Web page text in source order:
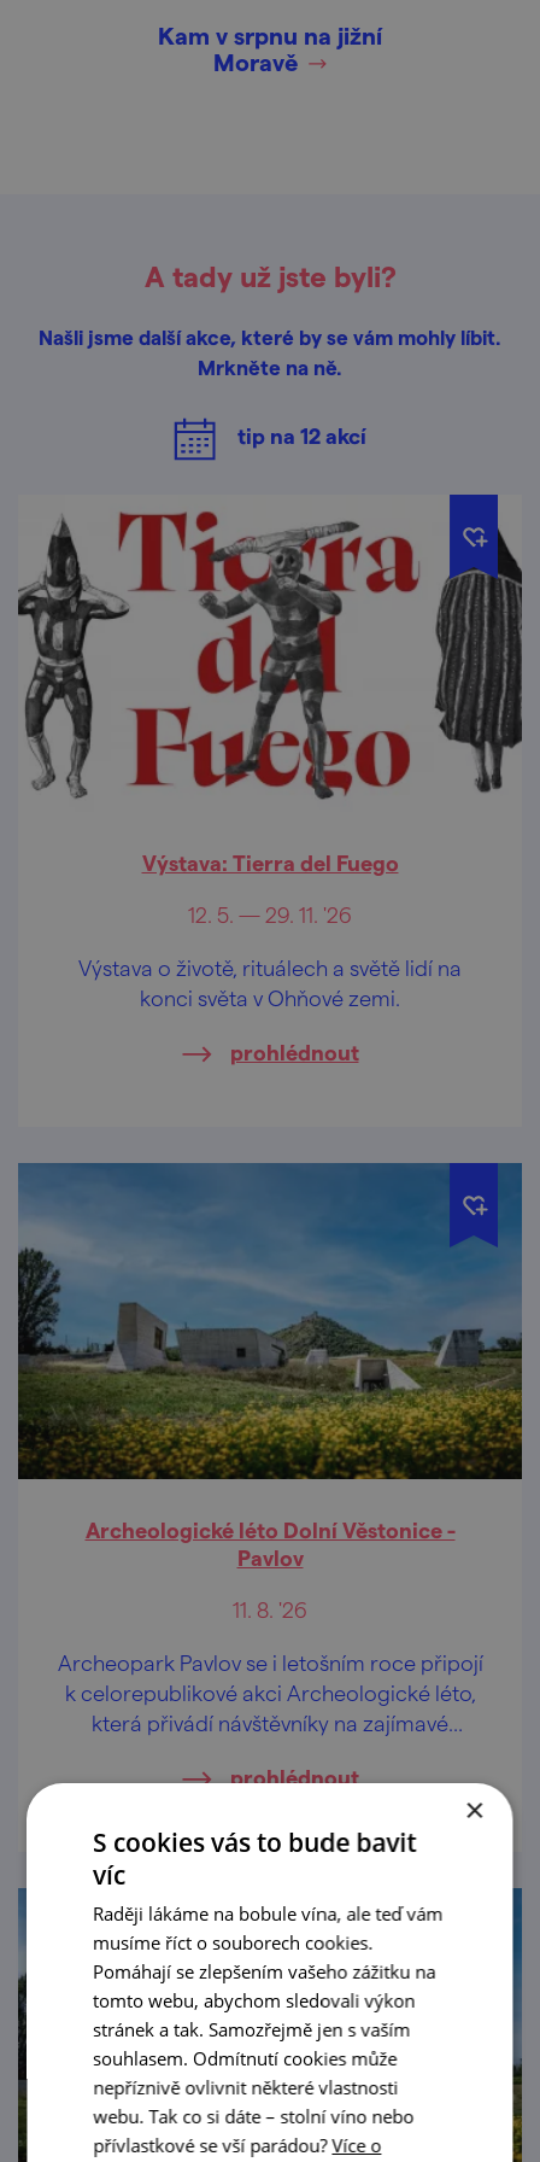
Kam v srpnu na jižní
Moravě
A tady už jste byli?
Našli jsme další akce, které by se vám mohly líbit.
Mrkněte na ně.
tip na 12akcí
Výstava: Tierra del Fuego
12. 5. — 29. 11. '26
Výstava o životě, rituálech a světě lidí na
konci světa v Ohňové zemi.
prohlédnout
Archeologické léto Dolní Věstonice -
Pavlov
11. 8. '26
Archeopark Pavlov se i letošním roce připojí
k celorepublikové akci Archeologické léto,
která přivádí návštěvníky na zajímavé
odborníků z archeologických ústavů, muzeí
prohlédnout
×
S cookies vás to bude bavit
víc
Raději lákáme na bobule vína, ale teď vám
musíme říct o souborech cookies.
Pomáhají se zlepšením vašeho zážitku na
tomto webu, abychom sledovali výkon
stránek a tak. Samozřejmě jen s vaším
souhlasem. Odmítnutí cookies může
nepříznivě ovlivnit některé vlastnosti
webu. Tak co si dáte – stolní víno nebo
přívlastkové se vší parádou?Více o